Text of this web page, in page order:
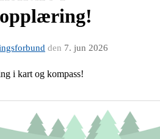
den 7. jun 2026
i kart og kompass!